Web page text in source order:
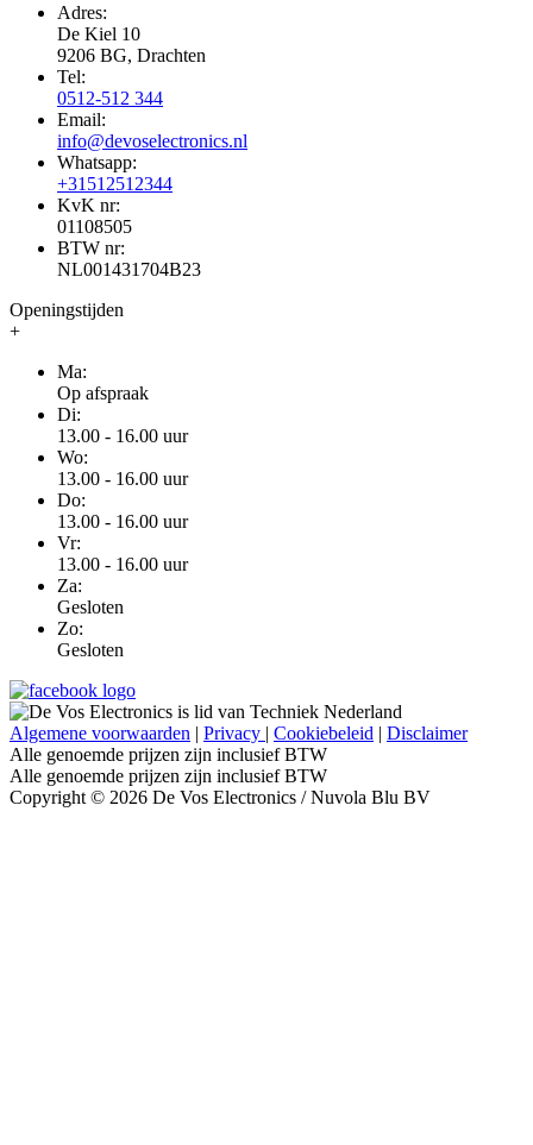
Adres:
De Kiel 10
9206 BG, Drachten
Tel:
0512-512 344
Email:
info@devoselectronics.nl
Whatsapp:
+31512512344
KvK nr:
01108505
BTW nr:
NL001431704B23
Openingstijden
+
Ma:
Op afspraak
Di:
13.00 - 16.00 uur
Wo:
13.00 - 16.00 uur
Do:
13.00 - 16.00 uur
Vr:
13.00 - 16.00 uur
Za:
Gesloten
Zo:
Gesloten
Algemene voorwaarden | Privacy | Cookiebeleid | Disclaimer
Alle genoemde prijzen zijn inclusief BTW
Alle genoemde prijzen zijn inclusief BTW
Copyright © 2026 De Vos Electronics / Nuvola Blu BV